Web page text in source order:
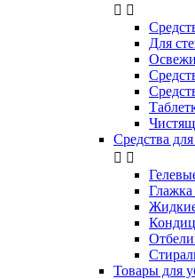
 
Для
Средства
 
Глажка
Товары для